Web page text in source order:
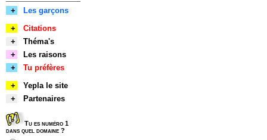
+
Les garçons
+
Citations
+
Théma's
+
Les raisons
+
Tu préfères
+
Yepla le site
+
Partenaires
Tu es numéro 1
dans quel domaine ?